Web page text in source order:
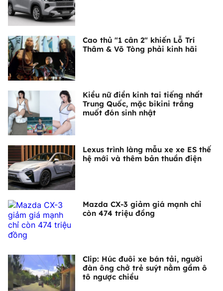
Cao thủ "1 cân 2" khiến Lỗ Trí
Thâm & Võ Tòng phải kinh hãi
Kiều nữ điền kinh tai tiếng nhất
Trung Quốc, mặc bikini trắng
muốt đón sinh nhật
Lexus trình làng mẫu xe xe ES thế
hệ mới và thêm bản thuần điện
Mazda CX-3 giảm giá mạnh chỉ
còn 474 triệu đồng
Clip: Húc đuôi xe bán tải, người
đàn ông chở trẻ suýt nằm gầm ô
tô ngược chiều